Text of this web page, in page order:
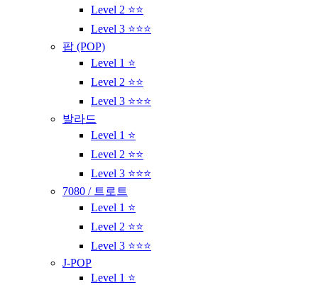
Level 2 ⭐⭐
Level 3 ⭐⭐⭐
팝 (POP)
Level 1 ⭐
Level 2 ⭐⭐
Level 3 ⭐⭐⭐
발라드
Level 1 ⭐
Level 2 ⭐⭐
Level 3 ⭐⭐⭐
7080 / 트로트
Level 1 ⭐
Level 2 ⭐⭐
Level 3 ⭐⭐⭐
J-POP
Level 1 ⭐